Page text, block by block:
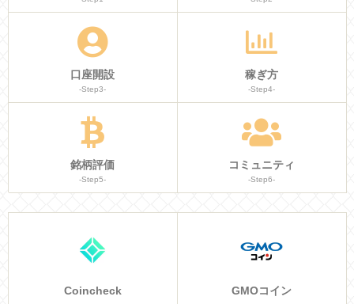
口座開設
-Step3-
稼ぎ方
-Step4-
銘柄評価
-Step5-
コミュニティ
-Step6-
Coincheck GMOコイン